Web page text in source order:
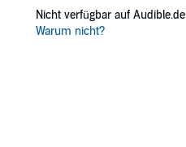
Nicht verfügbar auf Audible.de
Warum nicht?